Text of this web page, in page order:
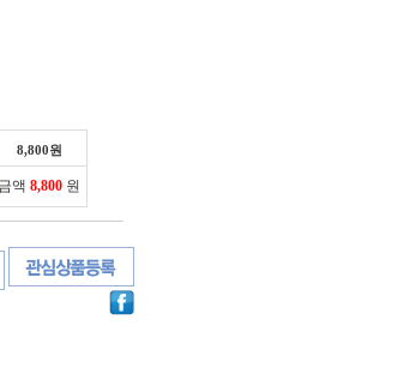
8,800원
액 8,800 원